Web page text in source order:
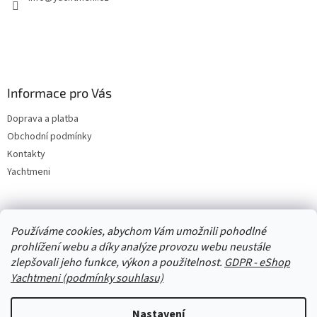
Používáme cookies, abychom Vám umožnili pohodlné
prohlížení webu a díky analýze provozu webu neustále
zlepšovali jeho funkce, výkon a použitelnost. GDPR - eShop
Yachtmeni (podmínky souhlasu)
Informace pro Vás
Doprava a platba
Obchodní podmínky
Kontakty
Yachtmeni
Zboží.cz Heureka.cz Yachtmeni ComGate Payments, a.s.